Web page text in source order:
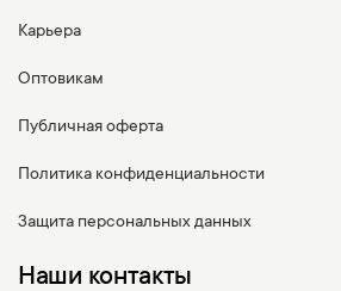
Карьера
Оптовикам
Публичная оферта
Политика конфиденциальности
Защита персональных данных
Наши контакты